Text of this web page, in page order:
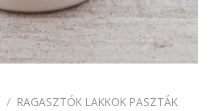
/ RAGASZTÓK LAKKOK PASZTÁK